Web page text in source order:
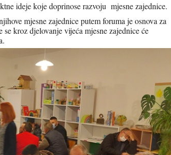
ideje koje doprinose razvoju mjesne zajednice.
mjesne zajednice putem foruma je osnova za
kroz djelovanje vijeća mjesne zajednice će